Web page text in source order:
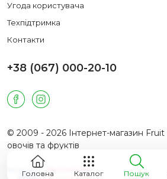
Угода користувача
Техпідтримка
Контакти
+38 (067) 000-20-10
© 2009 - 2026 Інтернет-магазин Fruit
овочів та фруктів
Головна Каталог Пошук